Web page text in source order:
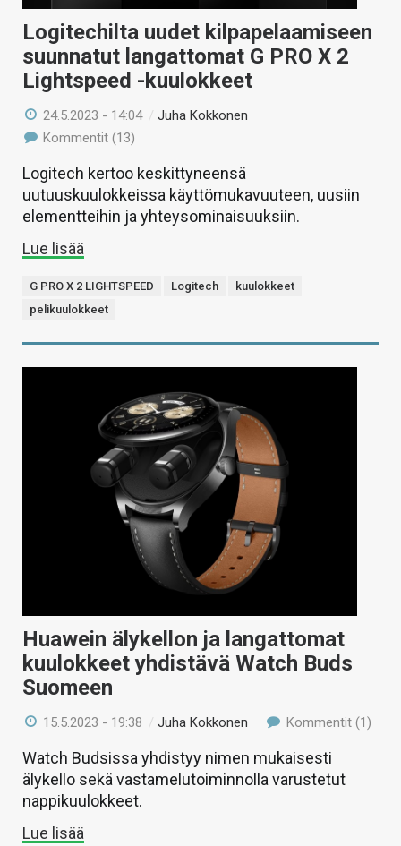
Logitechilta uudet kilpapelaamiseen
suunnatut langattomat G PRO X 2
Lightspeed -kuulokkeet
24.5.2023 - 14:04 /Juha Kokkonen
Kommentit (13)
Logitech kertoo keskittyneensä
uutuuskuulokkeissa käyttömukavuuteen, uusiin
elementteihin ja yhteysominaisuuksiin.
Lue lisää
G PRO X 2 LIGHTSPEED Logitech
kuulokkeet
pelikuulokkeet
Huawein älykellon ja langattomat
kuulokkeet yhdistävä Watch Buds
Suomeen
15.5.2023 - 19:38 /Juha Kokkonen Kommentit (1)
Watch Budsissa yhdistyy nimen mukaisesti
älykello sekä vastamelutoiminnolla varustetut
nappikuulokkeet.
Lue lisää